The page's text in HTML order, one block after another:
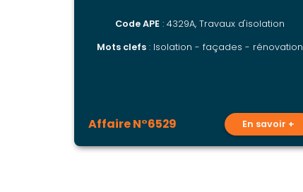
Code APE : 4329A, Travaux d'isolation
Mots clefs : Isolation - façades - rénovation
Affaire N°6529 En savoir +